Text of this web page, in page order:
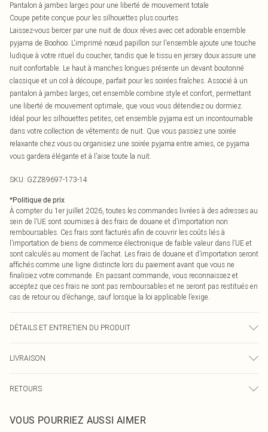
Pantalon à jambes larges pour une liberté de mouvement totale
Coupe petite conçue pour les silhouettes plus courtes
Laissez-vous bercer par une nuit de doux rêves avec cet adorable ensemble
pyjama de Boohoo. L'imprimé nœud papillon sur l'ensemble ajoute une touche
ludique à votre rituel du coucher, tandis que le tissu en jersey doux assure une
nuit confortable. Le haut à manches longues présente un devant boutonné
classique et un col à découpe, parfait pour les soirées fraîches. Associé à un
pantalon à jambes larges, cet ensemble combine style et confort, permettant
une liberté de mouvement optimale, que vous vous détendiez ou dormiez.
Idéal pour les silhouettes petites, cet ensemble pyjama est un incontournable
dans votre collection de vêtements de nuit. Que vous passiez une soirée
relaxante chez vous ou organisiez une soirée pyjama entre amies, ce pyjama
vous gardera élégante et à l'aise toute la nuit.
SKU: GZZ89697-173-14
*Politique de prix
À compter du 1er juillet 2026, toutes les commandes livrées à des adresses au
sein de l’UE sont soumises à des frais de douane et d’importation non
remboursables. Ces frais sont facturés afin de couvrir les coûts liés à
l’importation de biens de commerce électronique de faible valeur dans l’UE et
sont calculés au moment de l’achat. Les frais de douane et d’importation seront
affichés comme une ligne distincte lors du paiement avant que vous ne
finalisiez votre commande. En passant commande, vous reconnaissez et
acceptez que ces frais ne sont pas remboursables et ne seront pas restitués en
cas de retour ou d’échange, sauf lorsque la loi applicable l’exige.
DÉTAILS ET ENTRETIEN DU PRODUIT
LIVRAISON
Livraison express France
Jusqu'à 2-3 jours ouvrables
RETOURS
pour nous retourner un article.
VOUS POURRIEZ AUSSI AIMER